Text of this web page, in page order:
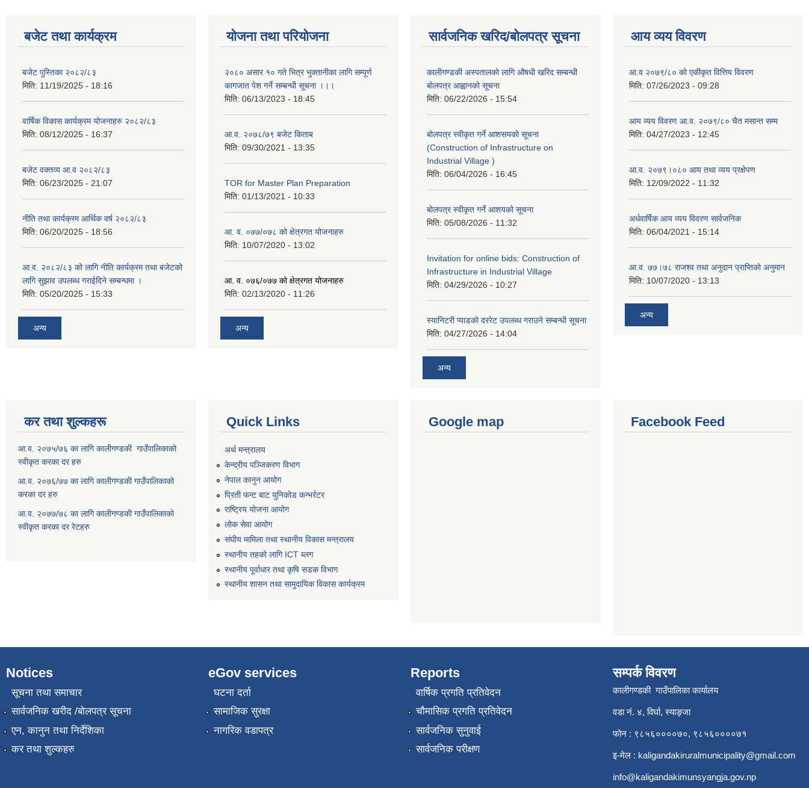
बजेट तथा कार्यक्रम
बजेट पुस्तिका २०८२/८३
मिति: 11/19/2025 - 18:16
वार्षिक विकास कार्यक्रम योजनाहरु २०८२/८३
मिति: 08/12/2025 - 16:37
बजेट वक्तव्य आ.व २०८२/८३
मिति: 06/23/2025 - 21:07
नीति तथा कार्यक्रम आर्थिक वर्ष २०८२/८३
मिति: 06/20/2025 - 18:56
आ.व. २०८२/८३ को लागि नीति कार्यक्रम तथा बजेटको
लागि सुझाव उपलब्ध गराईदिने सम्बन्धमा ।
मिति: 05/20/2025 - 15:33
अन्य
योजना तथा परियोजना
२०८० असार १० गते भित्र भुक्तानीका लागि सम्पूर्ण
कागजात पेश गर्ने सम्बन्धी सूचना ।।।
मिति: 06/13/2023 - 18:45
आ.व. २०७८/७९ बजेट किताब
मिति: 09/30/2021 - 13:35
TOR for Master Plan Preparation
मिति: 01/13/2021 - 10:33
आ. व. ०७७/०७८ को क्षेत्रगत योजनाहरु
मिति: 10/07/2020 - 13:02
आ. व. ०७६/०७७ को क्षेत्रगत योजनाहरु
मिति: 02/13/2020 - 11:26
अन्य
सार्वजनिक खरिद/बोलपत्र सूचना
कालीगण्डकी अस्पतालको लागि औषधी खरिद सम्बन्धी
बोलपत्र आह्वानको सूचना
मिति: 06/22/2026 - 15:54
बोलपत्र स्वीकृत गर्ने आशसयको सूचना
(Construction of Infrastructure on
Industrial Village )
मिति: 06/04/2026 - 16:45
बोलपत्र स्वीकृत गर्ने आशयको सूचना
मिति: 05/08/2026 - 11:32
Invitation for online bids: Construction of
Infrastructure in Industrial Village
मिति: 04/29/2026 - 10:27
स्यानिटरी प्याडको दररेट उपलब्ध गराउने सम्बन्धी सूचना
मिति: 04/27/2026 - 14:04
अन्य
आय व्यय विवरण
आ.व २०७९/८० को एकीकृत वित्तिय विवरण
मिति: 07/26/2023 - 09:28
आय व्यय विवरण आ.व. २०७९/८० चैत मसान्त सम्म
मिति: 04/27/2023 - 12:45
आ.व. २०७९।०८० आय तथा व्यय प्रक्षेपण
मिति: 12/09/2022 - 11:32
अर्धवार्षिक आय व्यय विवरण सार्वजनिक
मिति: 06/04/2021 - 15:14
आ.व. ७७।७८ राजश्व तथा अनुदान प्राप्तिको अनुमान
मिति: 10/07/2020 - 13:13
अन्य
कर तथा शुल्कहरू
आ.व. २०७५/७६ का लागि कालीगण्डकी गाउँपालिकाको
स्वीकृत करका दर हरु
आ.व. २०७६/७७ का लागि कालीगण्डकी गाउँपालिकाको
करका दर हरु
आ.व. २०७७/७८ का लागि कालीगण्डकी गाउँपालिकाको
स्वीकृत करका दर रेटहरु
Quick Links
अर्थ मन्त्रालय
केन्द्रीय पञ्जिकरण विभाग
नेपाल कानुन आयोग
प्रिती फन्ट बाट युनिकोड कन्भर्रटर
राष्ट्रिय योजना आयोग
लोक सेवा आयोग
संघीय मामिला तथा स्थानीय विकास मन्त्रालय
स्थानीय तहको लागि ICT ब्लग
स्थानीय पूर्वाधार तथा कृषि सडक विभाग
स्थानीय शासन तथा सामुदायिक विकास कार्यक्रम
Google map Facebook Feed
Notices
सूचना तथा समाचार
सार्वजनिक खरीद /बोलपत्र सूचना
एन, कानुन तथा निर्देशिका
कर तथा शुल्कहरु
eGov services
घटना दर्ता
सामाजिक सुरक्षा
नागरिक वडापत्र
Reports
वार्षिक प्रगति प्रतिवेदन
चौमासिक प्रगति प्रतिवेदन
सार्वजनिक सुनुवाई
सार्वजनिक परीक्षण
सम्पर्क विवरण
कालीगण्डकी गाउँपालिका कार्यालय
वडा नं. ४, विर्घा, स्याङ्जा
फोन : ९८५६००००७०, ९८५६००००७१
इ-मेल : kaligandakiruralmunicipality@gmail.com
info@kaligandakimunsyangja.gov.np